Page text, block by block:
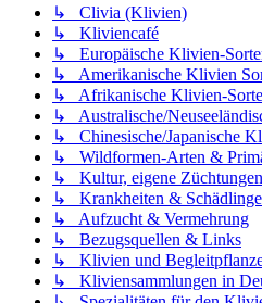
↳ Clivia (Klivien)
↳ Kliviencafé
↳ Europäische Klivien-
↳ Amerikanische Klivien
↳ Afrikanische Klivien-
↳ Australische/
↳ Chinesische/Japanische
↳ Wildformen-Arten &
↳ Kultur, eigene
↳ Krankheiten & Schädlinge
↳ Aufzucht & Vermehrung
↳ Bezugsquellen & Links
↳ Klivien und
↳ Kliviensammlungen in